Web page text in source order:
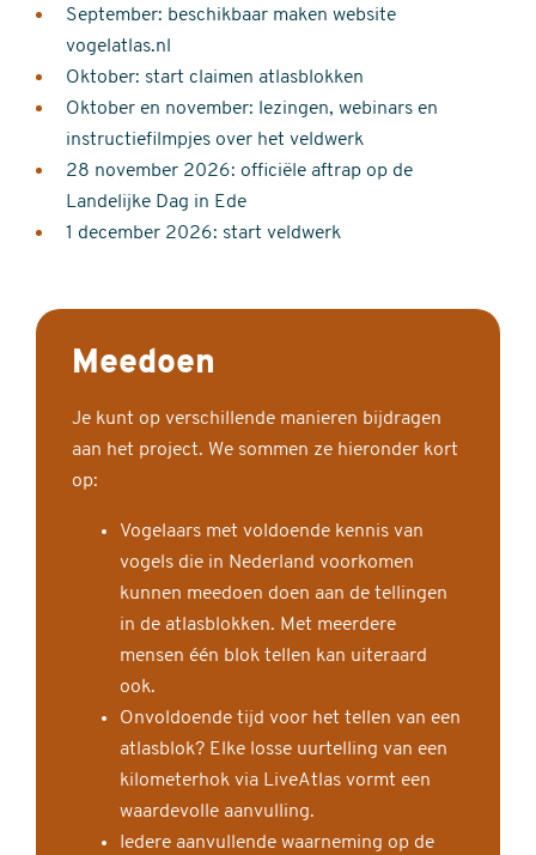
September: beschikbaar maken website
vogelatlas.nl
Oktober: start claimen atlasblokken
Oktober en november: lezingen, webinars en
instructiefilmpjes over het veldwerk
28 november 2026: officiële aftrap op de
Landelijke Dag in Ede
1 december 2026: start veldwerk
Meedoen
Je kunt op verschillende manieren bijdragen
aan het project. We sommen ze hieronder kort
op:
Vogelaars met voldoende kennis van
vogels die in Nederland voorkomen
kunnen meedoen doen aan de tellingen
in de atlasblokken. Met meerdere
mensen één blok tellen kan uiteraard
ook.
Onvoldoende tijd voor het tellen van een
atlasblok? Elke losse uurtelling van een
kilometerhok via LiveAtlas vormt een
waardevolle aanvulling.
Iedere aanvullende waarneming op de